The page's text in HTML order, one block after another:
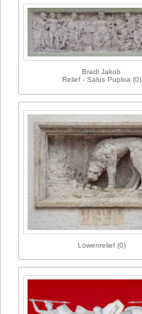
Bradl Jakob
Relief - Salus Puploa (0)
Löwenrelief (0)